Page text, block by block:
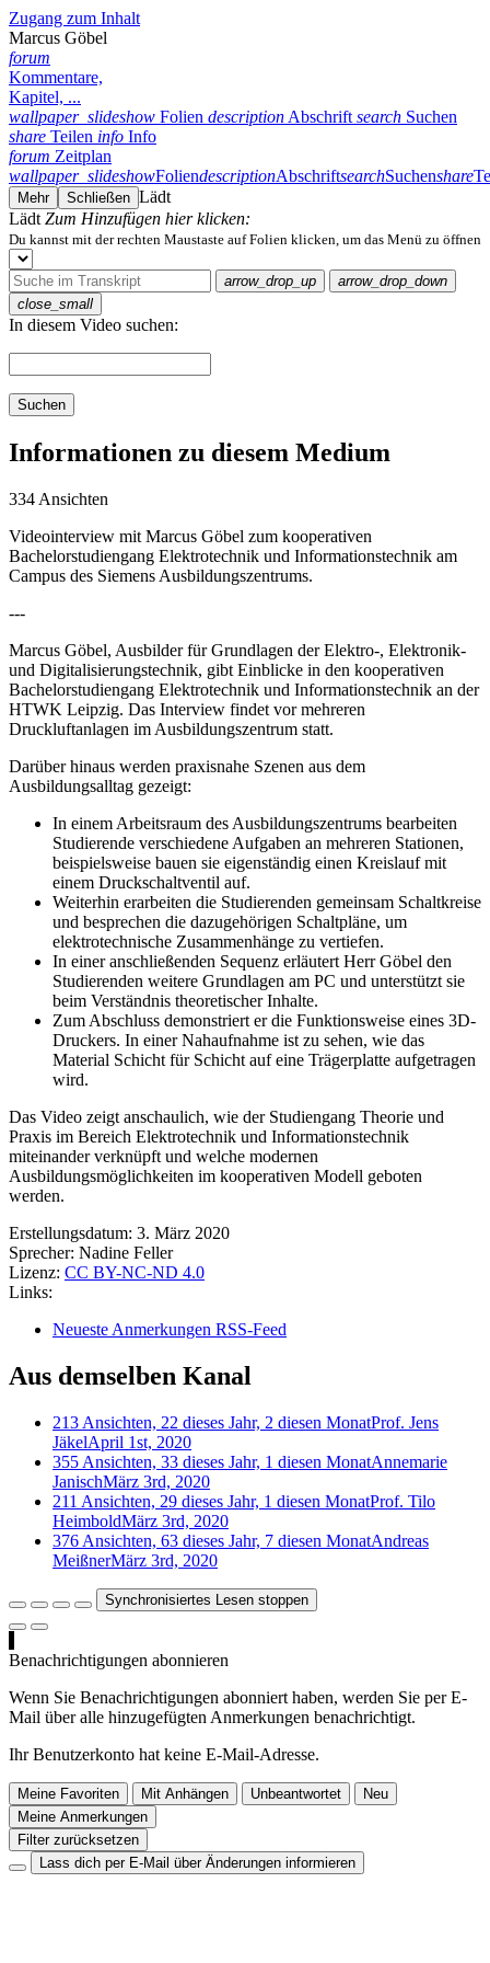
Zugang zum Inhalt
Marcus Göbel
forum
Kommentare,
Kapitel, ...
wallpaper_slideshow Folien description Abschrift search Suchen
share Teilen info Info
forum Zeitplan
wallpaper_slideshowFoliendescriptionAbschriftsearchSuchenshare
Mehr Schließen Lädt
Lädt Zum Hinzufügen hier klicken:
Du kannst mit der rechten Maustaste auf Folien klicken, um das Menü zu öffnen
arrow_drop_up
arrow_drop_down
close_small
In diesem Video suchen:
Suchen
Informationen zu diesem Medium
334 Ansichten
Videointerview mit Marcus Göbel zum kooperativen
Bachelorstudiengang Elektrotechnik und Informationstechnik am
Campus des Siemens Ausbildungszentrums.
---
Marcus Göbel, Ausbilder für Grundlagen der Elektro-, Elektronik-
und Digitalisierungstechnik, gibt Einblicke in den kooperativen
Bachelorstudiengang Elektrotechnik und Informationstechnik an der
HTWK Leipzig. Das Interview findet vor mehreren
Druckluftanlagen im Ausbildungszentrum statt.
Darüber hinaus werden praxisnahe Szenen aus dem
Ausbildungsalltag gezeigt:
In einem Arbeitsraum des Ausbildungszentrums bearbeiten
Studierende verschiedene Aufgaben an mehreren Stationen,
beispielsweise bauen sie eigenständig einen Kreislauf mit
einem Druckschaltventil auf.
Weiterhin erarbeiten die Studierenden gemeinsam Schaltkreise
und besprechen die dazugehörigen Schaltpläne, um
elektrotechnische Zusammenhänge zu vertiefen.
In einer anschließenden Sequenz erläutert Herr Göbel den
Studierenden weitere Grundlagen am PC und unterstützt sie
beim Verständnis theoretischer Inhalte.
Zum Abschluss demonstriert er die Funktionsweise eines 3D-
Druckers. In einer Nahaufnahme ist zu sehen, wie das
Material Schicht für Schicht auf eine Trägerplatte aufgetragen
wird.
Das Video zeigt anschaulich, wie der Studiengang Theorie und
Praxis im Bereich Elektrotechnik und Informationstechnik
miteinander verknüpft und welche modernen
Ausbildungsmöglichkeiten im kooperativen Modell geboten
werden.
Erstellungsdatum: 3. März 2020
Sprecher: Nadine Feller
Lizenz: CC BY-NC-ND 4.0
Links:
Neueste Anmerkungen RSS-Feed
Aus demselben Kanal
213 Ansichten, 22 dieses Jahr, 2 diesen MonatProf. Jens
JäkelApril 1st, 2020
355 Ansichten, 33 dieses Jahr, 1 diesen MonatAnnemarie
JanischMärz 3rd, 2020
211 Ansichten, 29 dieses Jahr, 1 diesen MonatProf. Tilo
HeimboldMärz 3rd, 2020
376 Ansichten, 63 dieses Jahr, 7 diesen MonatAndreas
MeißnerMärz 3rd, 2020
Synchronisiertes Lesen stoppen
Benachrichtigungen abonnieren
Wenn Sie Benachrichtigungen abonniert haben, werden Sie per E-
Mail über alle hinzugefügten Anmerkungen benachrichtigt.
Ihr Benutzerkonto hat keine E-Mail-Adresse.
Meine Favoriten Mit Anhängen Unbeantwortet
Neu
Meine Anmerkungen
Filter zurücksetzen
Lass dich per E-Mail über Änderungen informieren